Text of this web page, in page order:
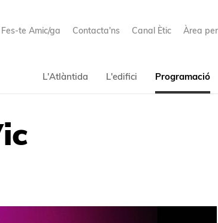
Fes-te Amic/ga Contacta'ns Canal Ètic Àrea
L'Atlàntida L'edifici Programació